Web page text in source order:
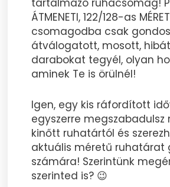
tartalmazó ruhacsomag!
ÁTMENETI, 122/128-as
csomagodba csak
átválogatott, mosott,
darabokat tegyél, olyan
aminek Te is örülnél!
Igen, egy kis ráfordított
egyszerre megszabadulsz
kinőtt ruhatártól és
aktuális méretű ruhatárat
számára! Szerintünk
szerinted is? 😉